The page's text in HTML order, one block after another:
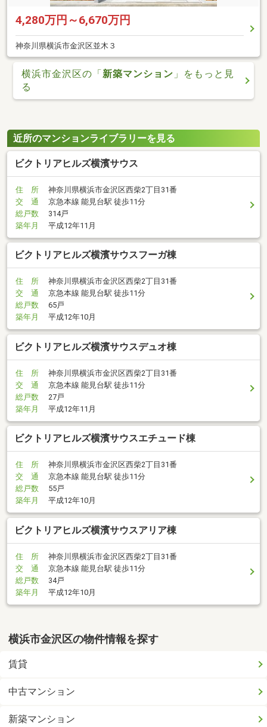
4,280万円～6,670万円
神奈川県横浜市金沢区並木３
横浜市金沢区の「新築マンション 」をもっと見
る
近所のマンションライブラリーを見る
ビクトリアヒルズ横濱サウス
住 所
神奈川県横浜市金沢区西柴2丁目31番
交 通
京急本線 能見台駅 徒歩11分
総戸数
314戸
築年月
平成12年11月
ビクトリアヒルズ横濱サウスフーガ棟
住 所
神奈川県横浜市金沢区西柴2丁目31番
交 通
京急本線 能見台駅 徒歩11分
総戸数
65戸
築年月
平成12年10月
ビクトリアヒルズ横濱サウスデュオ棟
住 所
神奈川県横浜市金沢区西柴2丁目31番
交 通
京急本線 能見台駅 徒歩11分
総戸数
27戸
築年月
平成12年11月
ビクトリアヒルズ横濱サウスエチュード棟
住 所
神奈川県横浜市金沢区西柴2丁目31番
交 通
京急本線 能見台駅 徒歩11分
総戸数
55戸
築年月
平成12年10月
ビクトリアヒルズ横濱サウスアリア棟
住 所
神奈川県横浜市金沢区西柴2丁目31番
交 通
京急本線 能見台駅 徒歩11分
総戸数
34戸
築年月
平成12年10月
横浜市金沢区の物件情報を探す
賃貸
中古マンション
新築マンション